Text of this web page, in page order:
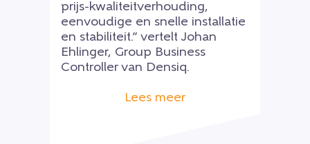
prijs-kwaliteitverhouding,
eenvoudige en snelle installatie
en stabiliteit.” vertelt Johan
Ehlinger, Group Business
Controller van Densiq.
Lees meer